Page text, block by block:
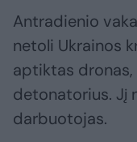
Antradienio
netoli Ukrainos
aptiktas
detonatorius. Jį
darbuotojas.